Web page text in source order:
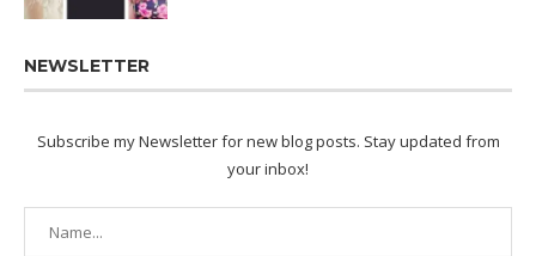
NEWSLETTER
Subscribe my Newsletter for new blog posts. Stay updated from
your inbox!